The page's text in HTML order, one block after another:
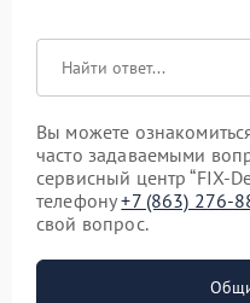
Вы можете
часто задаваемыми
сервисный центр “FIX-
телефону+7 (863) 276-
свой вопрос.